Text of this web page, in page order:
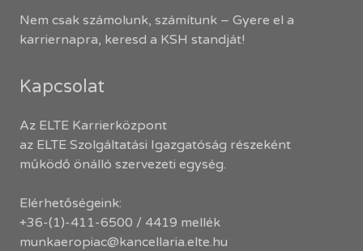
Nem csak számolunk, számítunk – Gyere el a
karriernapra, keresd a KSH standját!
Kapcsolat
Az ELTE Karrierközpont
az ELTE Szolgáltatási Igazgatóság részeként
működő önálló szervezeti egység.
Elérhetőségeink:
+36-(1)-411-6500 / 4419 mellék
munkaeropiac@kancellaria.elte.hu